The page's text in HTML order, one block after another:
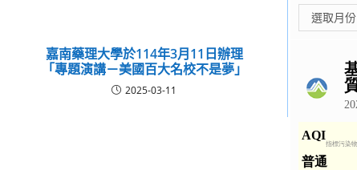
嘉南藥理大學於114年3月11日辦理
「專題演講－美國百大名校不是夢」
2025-03-11
整
選取月份